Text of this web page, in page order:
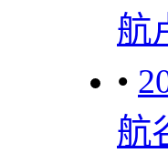
航
•
航